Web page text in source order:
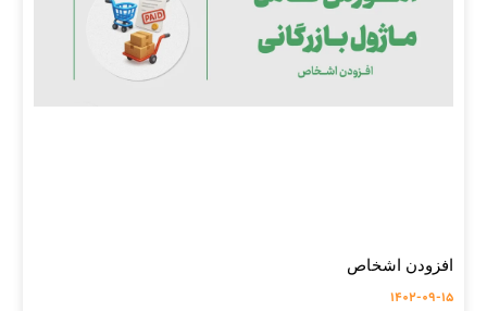
افزودن اشخاص
1402-09-15